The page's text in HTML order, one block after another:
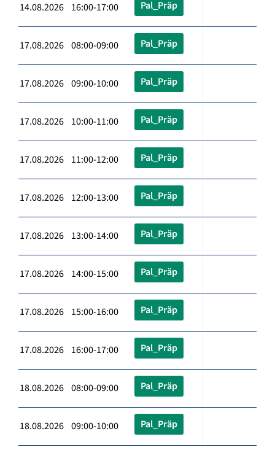
14.08.2026 16:00-17:00 Pal_Präp
17.08.2026 08:00-09:00 Pal_Präp
17.08.2026 09:00-10:00 Pal_Präp
17.08.2026 10:00-11:00 Pal_Präp
17.08.2026 11:00-12:00 Pal_Präp
17.08.2026 12:00-13:00 Pal_Präp
17.08.2026 13:00-14:00 Pal_Präp
17.08.2026 14:00-15:00 Pal_Präp
17.08.2026 15:00-16:00 Pal_Präp
17.08.2026 16:00-17:00 Pal_Präp
18.08.2026 08:00-09:00 Pal_Präp
18.08.2026 09:00-10:00 Pal_Präp